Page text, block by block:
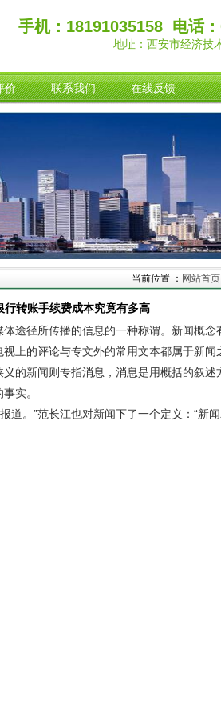
手机：18191035158 电话
地址：西安市经济技
价 联系我们 在线反馈
当前位置 ： 网站首页
行转账手续费成本究竟有多高
途径所传播的信息的一种称谓。新闻概念
上的评论与专文外的常用文本都属于新闻
的新闻则专指消息，消息是用概括的叙述
实。
道。”范长江也对新闻下了一个定义：“新